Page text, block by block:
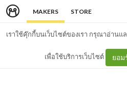
MAKERS STORE
เราใช้คุ๊กกี้บนเว็บไซต์ของเรา กรุณาอ่านแ
เพื่อใช้บริการเว็บไซต์ ยอม